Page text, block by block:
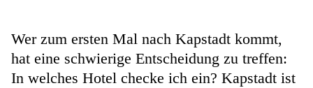
Wer zum ersten Mal nach Kapstadt kommt,
hat eine schwierige Entscheidung zu treffen:
In welches Hotel checke ich ein? Kapstadt ist